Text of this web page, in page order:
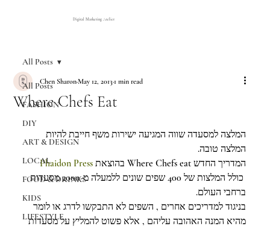
Digital Marketing Atelier
All Posts
FASHION
DIY
ART & DESIGN
LOCAL
FOOD & DRINKS
KIDS
LIFESTYLE
All Posts
Where Chefs Eat
Chen SharonMay 12, 20131 min read
המלצה למסעדה שווה המגיעה ישירות משף חייבת להיות
המלצה טובה.
המדריך החדש Where Chefs eat בהוצאת
Phaidon Press
כולל המלצות של 400 שפים שונים ללמעלה מ-2000 מסעדות
ברחבי העולם.
בניגוד למדריכים אחרים , השפים לא התבקשו לדרג או לומר
מהיא המנה האהובה עליהם , אלא פשוט להמליץ על מסעדות